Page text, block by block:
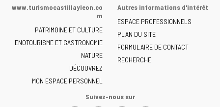
la
de
Castilla
y
León
-
www.turismocastillayleon.co
m
PATRIMOINE ET CULTURE
ENOTOURISME ET GASTRONOMIE
NATURE
DÉCOUVREZ
MON ESPACE PERSONNEL
Autres informations d'intérêt
ESPACE PROFESSIONNELS
PLAN DU SITE
FORMULAIRE DE CONTACT
RECHERCHE
Suivez-nous sur